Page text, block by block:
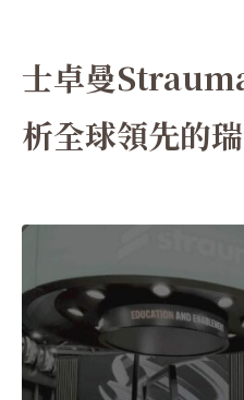
士卓曼
析全球領先的